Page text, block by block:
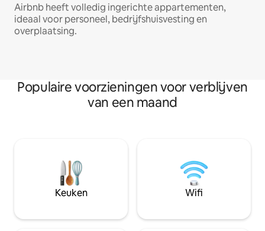
Airbnb heeft volledig ingerichte appartementen,
ideaal voor personeel, bedrijfshuisvesting en
overplaatsing.
Populaire voorzieningen voor verblijven
van een maand
Keuken Wifi